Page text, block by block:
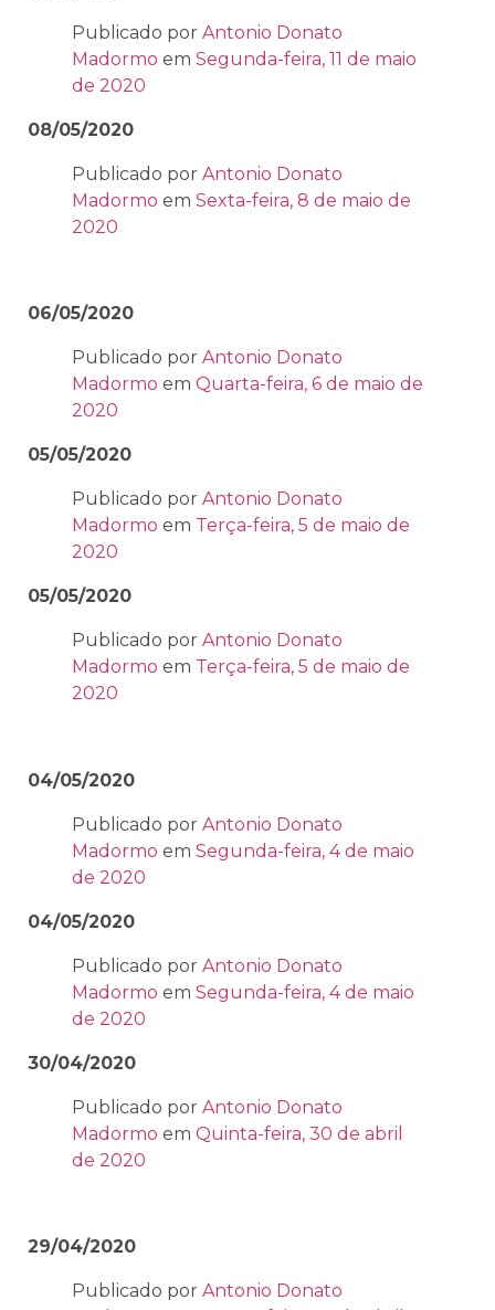
Publicado por Antonio Donato
Madormo em Segunda-feira, 11 de maio
de 2020
08/05/2020
Publicado por Antonio Donato
Madormo em Sexta-feira, 8 de maio de
2020
06/05/2020
Publicado por Antonio Donato
Madormo em Quarta-feira, 6 de maio de
2020
05/05/2020
Publicado por Antonio Donato
Madormo em Terça-feira, 5 de maio de
2020
05/05/2020
Publicado por Antonio Donato
Madormo em Terça-feira, 5 de maio de
2020
04/05/2020
Publicado por Antonio Donato
Madormo em Segunda-feira, 4 de maio
de 2020
04/05/2020
Publicado por Antonio Donato
Madormo em Segunda-feira, 4 de maio
de 2020
30/04/2020
Publicado por Antonio Donato
Madormo em Quinta-feira, 30 de abril
de 2020
29/04/2020
Publicado por Antonio Donato